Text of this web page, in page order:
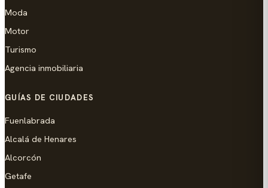
Moda
Motor
Turismo
Agencia inmobiliaria
GUÍAS DE CIUDADES
Fuenlabrada
Alcalá de Henares
Alcorcón
Getafe